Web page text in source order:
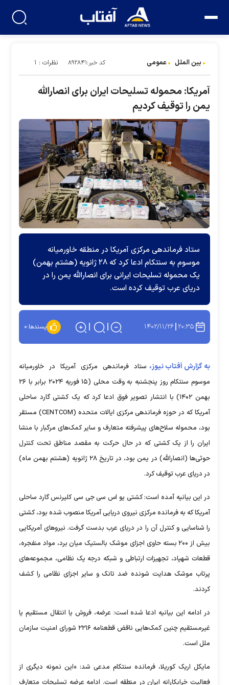
بین الملل عمومی کد خبر:۸۹۲۸۴۱ نظرات : ۱
آمریکا: محموله تسلیحات ایران برای انصارالله
یمن را توقیف کردیم
ستاد فرماندهی مرکزی آمریکا در منطقه خاورمیانه
موسوم به سنتکام ادعا کرد که ۲۸ ژانویه (هشتم بهمن)
یک محموله تسلیحات ایرانی برای انصارالله یمن را در
دریای عرب توقیف کرده است.
۲۰:۳۵ ۱۴۰۲/۱۱/۲۶ پسندها:۰
به گزارش آفتاب نیوز، ستاد فرماندهی مرکزی آمریکا در خاورمیانه
موسوم سنتکام روز پنجشنبه به وقت محلی (۱۵ فوریه ۲۰۲۴ برابر با ۲۶
بهمن ۱۴۰۲) با انتشار تصویر فوق ادعا کرد که یک کشتی گارد ساحلی
آمریکا که در حوزه فرماندهی مرکزی ایالات متحده (CENTCOM) مستقر
بود، محموله سلاح‌های پیشرفته متعارف و سایر کمک‌های مرگبار با منشا
ایران را از یک کشتی که در حال حرکت به مقصد مناطق تحت کنترل
حوثی‌ها (انصارالله) در یمن بود، در تاریخ ۲۸ ژانویه (هشتم بهمن ماه)
در دریای عرب توقیف کرد.
در این بیانیه آمده است: کشتی یو اس سی جی سی کلیرنس گارد ساحلی
آمریکا که به فرمانده مرکزی نیروی دریایی آمریکا منصوب شده بود، کشتی
را شناسایی و کنترل آن را در دریای عرب بدست گرفت. نیرو‌های آمریکایی
بیش از ۲۰۰ بسته حاوی اجزای موشک بالستیک میان برد، مواد منفجره،
قطعات شهپاد، تجهیزات ارتباطی و شبکه درجه یک نظامی، مجموعه‌های
پرتاب موشک هدایت شونده ضد تانک و سایر اجزای نظامی را کشف
کردند.
در ادامه این بیانیه ادعا شده است: عرضه، فروش یا انتقال مستقیم یا
غیرمستقیم چنین کمک‌هایی ناقض قطعنامه ۲۲۱۶ شورای امنیت سازمان
ملل است.
مایکل اریک کوریلا، فرمانده سنتکام مدعی شد: «این نمونه دیگری از
فعالیت خرابکارانه ایران در منطقه است. ادامه عرضه تسلیحات متعارف